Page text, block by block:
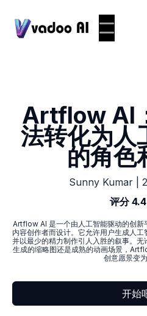
Artflow AI
法转化为人
的角色
Sunny Kumar
评分
Artflow AI 是一个由人工智能驱动的创新
内容创作者而设计。它允许用户生成人工
并以最少的精力制作引人入胜的叙事。
生成的缩略图还是成熟的动画场景，
创意愿景变为
开始